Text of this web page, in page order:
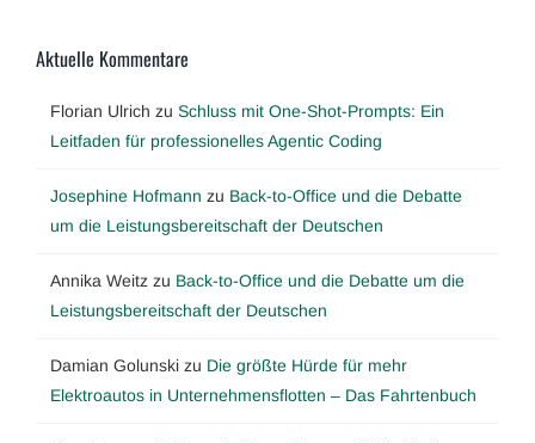
Aktuelle Kommentare
Florian Ulrich zu Schluss mit One-Shot-Prompts: Ein
Leitfaden für professionelles Agentic Coding
Josephine Hofmann zu Back-to-Office und die Debatte
um die Leistungsbereitschaft der Deutschen
Annika Weitz zu Back-to-Office und die Debatte um die
Leistungsbereitschaft der Deutschen
Damian Golunski zu Die größte Hürde für mehr
Elektroautos in Unternehmensflotten – Das Fahrtenbuch